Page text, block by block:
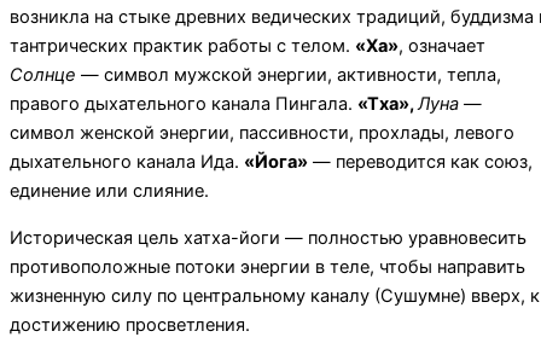
возникла на стыке древних ведических традиций, буддизма
тантрических практик работы с телом. «Ха», означает
Солнце — символ мужской энергии, активности, тепла,
правого дыхательного канала Пингала. «Тха»,Луна —
символ женской энергии, пассивности, прохлады, левого
дыхательного канала Ида. «Йога» — переводится как союз,
единение или слияние.
Историческая цель хатха-йоги — полностью уравновесить
противоположные потоки энергии в теле, чтобы направить
жизненную силу по центральному каналу (Сушумне) вверх, к
достижению просветления.